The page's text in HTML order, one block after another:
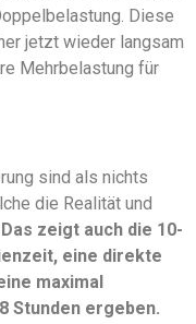
Diese
jetzt wieder langsam
Mehrbelastung für
sind als nichts
die Realität und
Das zeigt auch die 10-
eine direkte
maximal
Stunden ergeben.